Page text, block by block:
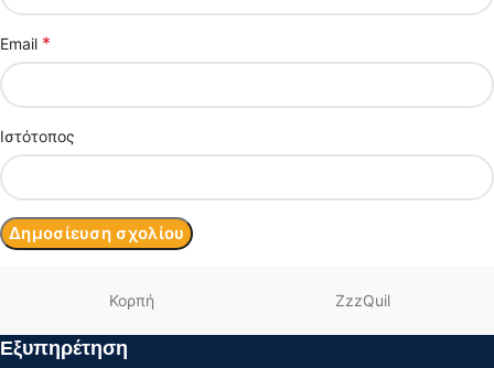
Email *
Ιστότοπος
Κορπή ZzzQuil
Εξυπηρέτηση